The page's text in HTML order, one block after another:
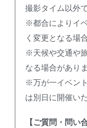
撮影タイム以外
※都合によりイ
く変更となる場
※天候や交通や
なる場合がありま
※万が一イベン
は別日に開催い
【ご質問・問い